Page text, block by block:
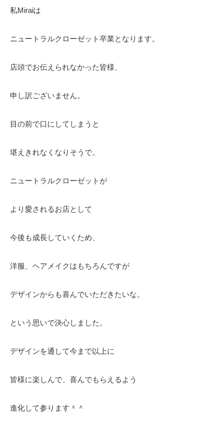
私Miraiは
ニュートラルクローゼット卒業となります。
店頭でお伝えられなかった皆様、
申し訳ございません。
目の前で口にしてしまうと
堪えきれなくなりそうで。
ニュートラルクローゼットが
より愛されるお店として
今後も成長していくため、
洋服、ヘアメイクはもちろんですが
デザインからも喜んでいただきたいな。
という思いで決心しました。
デザインを通して今まで以上に
皆様に楽しんで、喜んでもらえるよう
進化して参ります＾＾